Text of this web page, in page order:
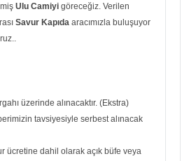
Ulu Camiyi göreceğiz. Verilen
Savur Kapıda aracımızla buluşuyor
üzerinde alınacaktır. (Ekstra)
tavsiyesiyle serbest alınacak
ücretine dahil olarak açık büfe veya